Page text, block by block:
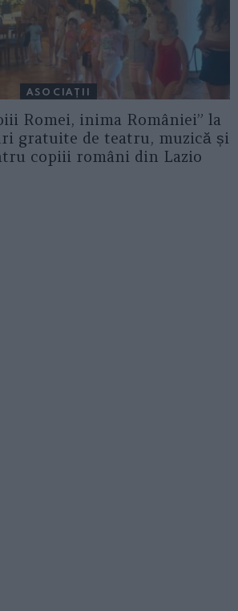
ASOCIAŢII
Romei, inima României” la
gratuite de teatru, muzică și
copiii români din Lazio